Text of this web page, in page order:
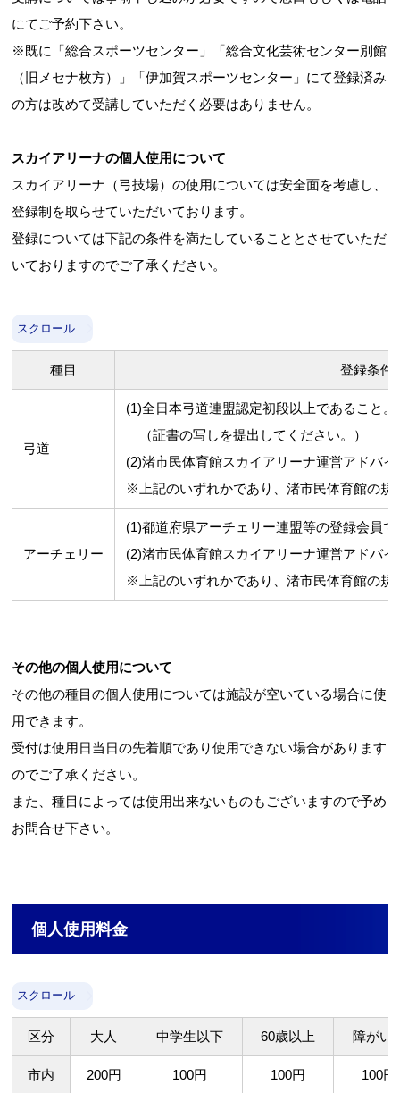
にてご予約下さい。
※既に「総合スポーツセンター」「総合文化芸術センター別館
（旧メセナ枚方）」「伊加賀スポーツセンター」にて登録済み
の方は改めて受講していただく必要はありません。
スカイアリーナの個人使用について
スカイアリーナ（弓技場）の使用については安全面を考慮し、
登録制を取らせていただいております。
登録については下記の条件を満たしていることとさせていただ
いておりますのでご了承ください。
スクロール
種目 登録条件
弓道
(1)全日本弓道連盟認定初段以上であること。
（証書の写しを提出してください。）
(2)渚市民体育館スカイアリーナ運営アドバ
※上記のいずれかであり、渚市民体育館の規
アーチェリー
(1)都道府県アーチェリー連盟等の登録会員
(2)渚市民体育館スカイアリーナ運営アドバ
※上記のいずれかであり、渚市民体育館の規
その他の個人使用について
その他の種目の個人使用については施設が空いている場合に使
用できます。
受付は使用日当日の先着順であり使用できない場合があります
のでご了承ください。
また、種目によっては使用出来ないものもございますので予め
お問合せ下さい。
個人使用料金
スクロール
区分 大人 中学生以下 60歳以上 障がい
市内 200円 100円 100円 100円